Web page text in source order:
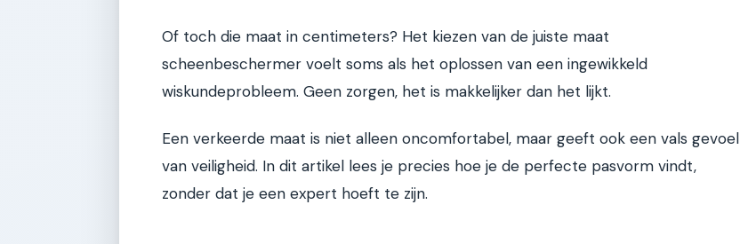
Of toch die maat in centimeters? Het kiezen van de juiste maat
scheenbeschermer voelt soms als het oplossen van een ingewikkeld
wiskundeprobleem. Geen zorgen, het is makkelijker dan het lijkt.
Een verkeerde maat is niet alleen oncomfortabel, maar geeft ook een vals gevoel
van veiligheid. In dit artikel lees je precies hoe je de perfecte pasvorm vindt,
zonder dat je een expert hoeft te zijn.